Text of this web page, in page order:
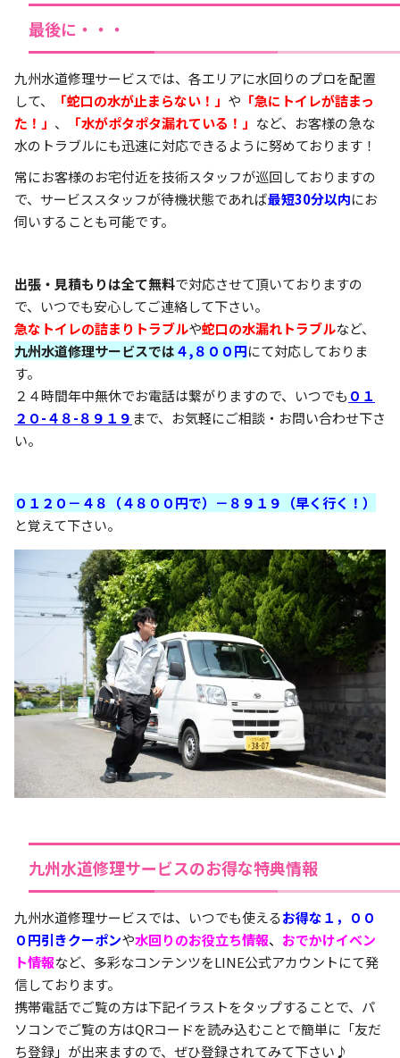
最後に・・・
九州水道修理サービスでは、各エリアに水回りのプロを配置
して、
「蛇口の水が止まらない！」 や 「急にトイレが詰まっ
た！」 、 「水がポタポタ漏れている！」 など、お客様の急な
水のトラブルにも迅速に対応できるように努めております！
常にお客様のお宅付近を技術スタッフが巡回しておりますの
で、サービススタッフが待機状態であれば最短30分以内にお
伺いすることも可能です。
出張・見積もりは全て無料で対応させて頂いておりますの
で、いつでも安心してご連絡して下さい。
急なトイレの詰まりトラブルや蛇口の水漏れトラブルなど、
九州水道修理サービスでは４,８００円にて対応しておりま
す。
２４時間年中無休でお電話は繋がりますので、いつでも ０１
２０-４８-８９１９ まで、お気軽にご相談・お問い合わせ下さ
い。
０１２０－４８（４８００円で）－８９１９（早く行く！）
と覚えて下さい。
九州水道修理サービスのお得な特典情報
九州水道修理サービスでは、いつでも使えるお得な１，００
０円引きクーポンや水回りのお役立ち情報、 おでかけイベン
ト情報など、多彩なコンテンツをLINE公式アカウントにて発
信しております。
携帯電話でご覧の方は下記イラストをタップすることで、パ
ソコンでご覧の方はQRコードを読み込むことで簡単に「友だ
ち登録」が出来ますので、ぜひ登録されてみて下さい♪